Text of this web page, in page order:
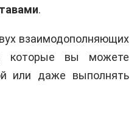
.
взаимодополняющих
которые вы можете
или даже выполнять